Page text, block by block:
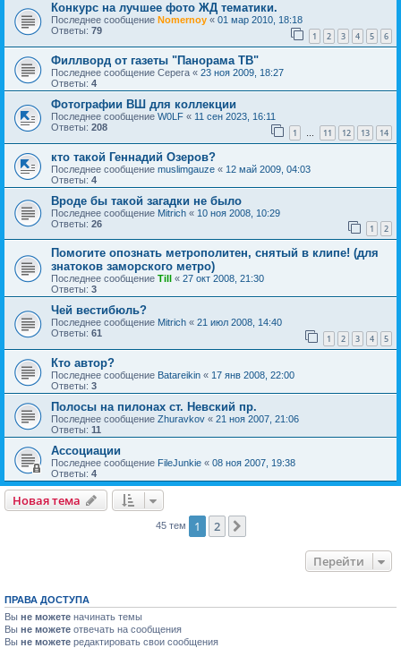
Конкурс на лучшее фото ЖД тематики.
Последнее сообщение Nomernoy « 01 мар 2010, 18:18
Ответы: 79 1 2 3 4 5 6
Филлворд от газеты "Панорама ТВ"
Последнее сообщение Серега « 23 ноя 2009, 18:27
Ответы: 4
Фотографии ВШ для коллекции
Последнее сообщение W0LF « 11 сен 2023, 16:11
Ответы: 208 1 … 11 12 13 14
кто такой Геннадий Озеров?
Последнее сообщение muslimgauze « 12 май 2009, 04:03
Ответы: 4
Вроде бы такой загадки не было
Последнее сообщение Mitrich « 10 ноя 2008, 10:29
Ответы: 26 1 2
Помогите опознать метрополитен, снятый в клипе! (для
знатоков заморского метро)
Последнее сообщение Till « 27 окт 2008, 21:30
Ответы: 3
Чей вестибюль?
Последнее сообщение Mitrich « 21 июл 2008, 14:40
Ответы: 61 1 2 3 4 5
Кто автор?
Последнее сообщение Batareikin « 17 янв 2008, 22:00
Ответы: 3
Полосы на пилонах ст. Невский пр.
Последнее сообщение Zhuravkov « 21 ноя 2007, 21:06
Ответы: 11
Ассоциации
Последнее сообщение FileJunkie « 08 ноя 2007, 19:38
Ответы: 4
Новая тема
45 тем 1 2
Перейти
ПРАВА ДОСТУПА
Вы не можете начинать темы
Вы не можете отвечать на сообщения
Вы не можете редактировать свои сообщения